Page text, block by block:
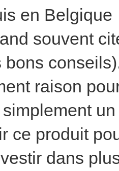
en
souvent
bons
raison
ce produit
dans